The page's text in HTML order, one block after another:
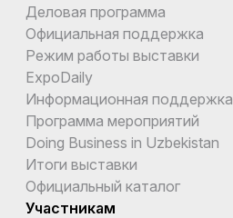
Деловая программа
Официальная поддержка
Режим работы выставки
ExpoDaily
Информационная поддержка
Программа мероприятий
Doing Business in Uzbekistan
Итоги выставки
Официальный каталог
Участникам